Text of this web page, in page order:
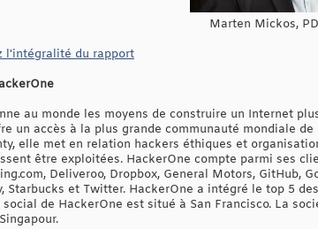
Marten Mickos,
l'intégralité du rapport
au monde les moyens de construire un Internet
un accès à la plus grande communauté mondiale
elle met en relation hackers éthiques et
être exploitées. HackerOne compte parmi ses
Deliveroo, Dropbox, General Motors, GitHub,
Starbucks et Twitter. HackerOne a intégré le top 5
social de HackerOne est situé à San Francisco. La